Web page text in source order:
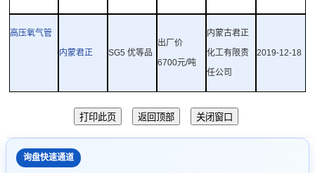
高压氧气管
内蒙君正
SG5优等品
出厂价
6700元/吨
内蒙古君正
化工有限责
任公司
2019-12-18
询盘快速通道